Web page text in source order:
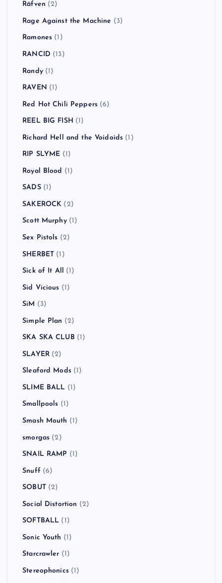
Räfven (2)
Rage Against the Machine (3)
Ramones (1)
RANCID (13)
Randy(1)
RAVEN (1)
Red Hot Chili Peppers (6)
REEL BIG FISH (1)
Richard Hell and the Voidoids (1)
RIP SLYME (1)
Royal Blood (1)
SADS(1)
SAKEROCK (2)
Scott Murphy(1)
Sex Pistols (2)
SHERBET (1)
Sick of It All (1)
Sid Vicious (1)
SiM (3)
Simple Plan (2)
SKA SKA CLUB (1)
SLAYER(2)
Sleaford Mods(1)
SLIME BALL (1)
Smallpools (1)
Smash Mouth (1)
smorgas (2)
SNAIL RAMP (1)
Snuff (6)
SOBUT(2)
Social Distortion (2)
SOFTBALL (1)
Sonic Youth (1)
Starcrawler (1)
Stereophonics(1)